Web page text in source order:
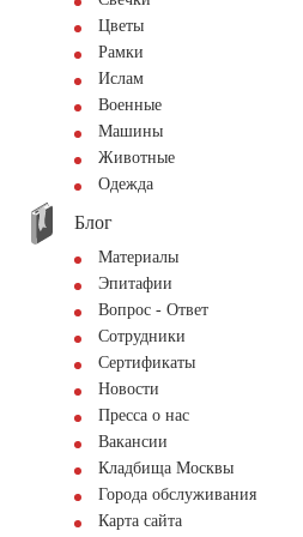
Цветы
Рамки
Ислам
Военные
Машины
Животные
Одежда
Блог
Материалы
Эпитафии
Вопрос - Ответ
Сотрудники
Сертификаты
Новости
Пресса о нас
Вакансии
Кладбища Москвы
Города обслуживания
Карта сайта